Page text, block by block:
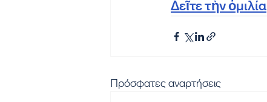
Δεῖτε τὴν ὁμιλία
Πρόσφατες αναρτήσεις